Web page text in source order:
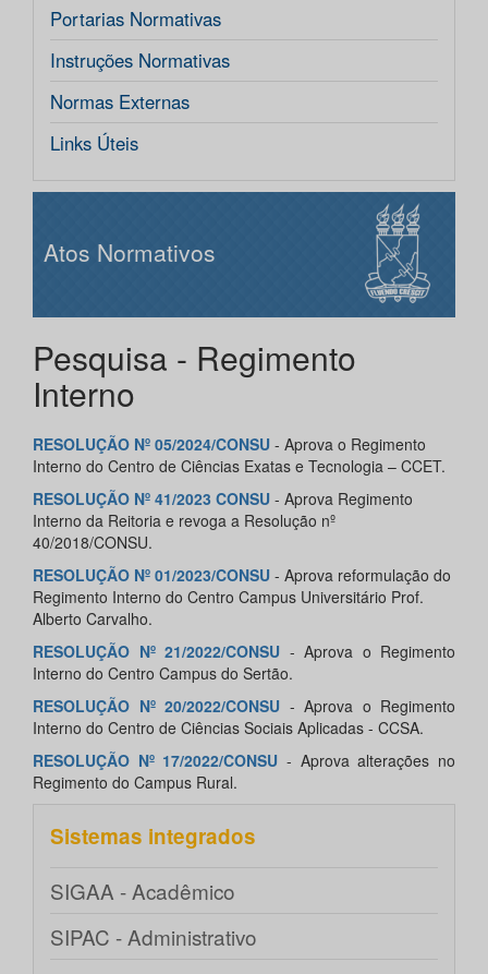
Portarias Normativas
Instruções Normativas
Normas Externas
Links Úteis
Atos Normativos
Pesquisa - Regimento
Interno
RESOLUÇÃO Nº 05/2024/CONSU - Aprova o Regimento
Interno do Centro de Ciências Exatas e Tecnologia – CCET.
RESOLUÇÃO Nº 41/2023 CONSU - Aprova Regimento
Interno da Reitoria e revoga a Resolução nº
40/2018/CONSU.
RESOLUÇÃO Nº 01/2023/CONSU - Aprova reformulação do
Regimento Interno do Centro Campus Universitário Prof.
Alberto Carvalho.
RESOLUÇÃO Nº 21/2022/CONSU - Aprova o Regimento
Interno do Centro Campus do Sertão.
RESOLUÇÃO Nº 20/2022/CONSU - Aprova o Regimento
Interno do Centro de Ciências Sociais Aplicadas - CCSA.
RESOLUÇÃO Nº 17/2022/CONSU - Aprova alterações no
Regimento do Campus Rural.
Sistemas integrados
SIGAA - Acadêmico
SIPAC - Administrativo